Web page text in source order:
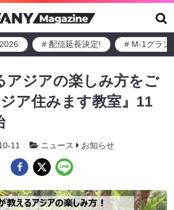
# 配信延長決定! # M-1グラン
アジアの楽しみ方をご
ア住みます教室』11
11 ニュース お知らせ